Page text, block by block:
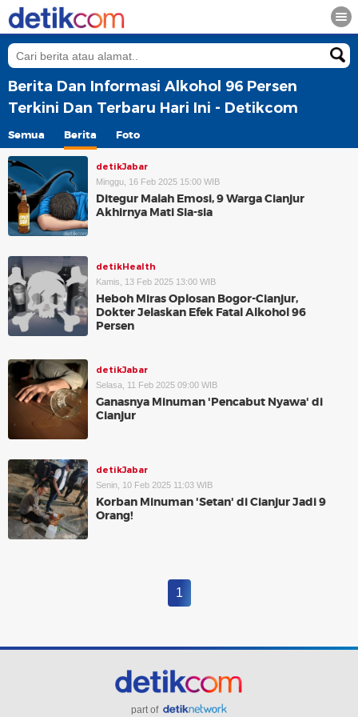
Berita Dan Informasi Alkohol 96 Persen
Terkini Dan Terbaru Hari Ini - Detikcom
Semua Berita Foto
detikJabar
Minggu, 16 Feb 2025 15:00 WIB
Ditegur Malah Emosi, 9 Warga Cianjur
Akhirnya Mati Sia-sia
detikHealth
Kamis, 13 Feb 2025 13:00 WIB
Heboh Miras Oplosan Bogor-Cianjur,
Dokter Jelaskan Efek Fatal Alkohol 96
Persen
detikJabar
Selasa, 11 Feb 2025 09:00 WIB
Ganasnya Minuman 'Pencabut Nyawa' di
Cianjur
detikJabar
Senin, 10 Feb 2025 11:03 WIB
Korban Minuman 'Setan' di Cianjur Jadi 9
Orang!
1
part of